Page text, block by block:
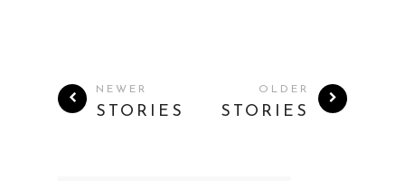
NEWER
STORIES
OLDER
STORIES